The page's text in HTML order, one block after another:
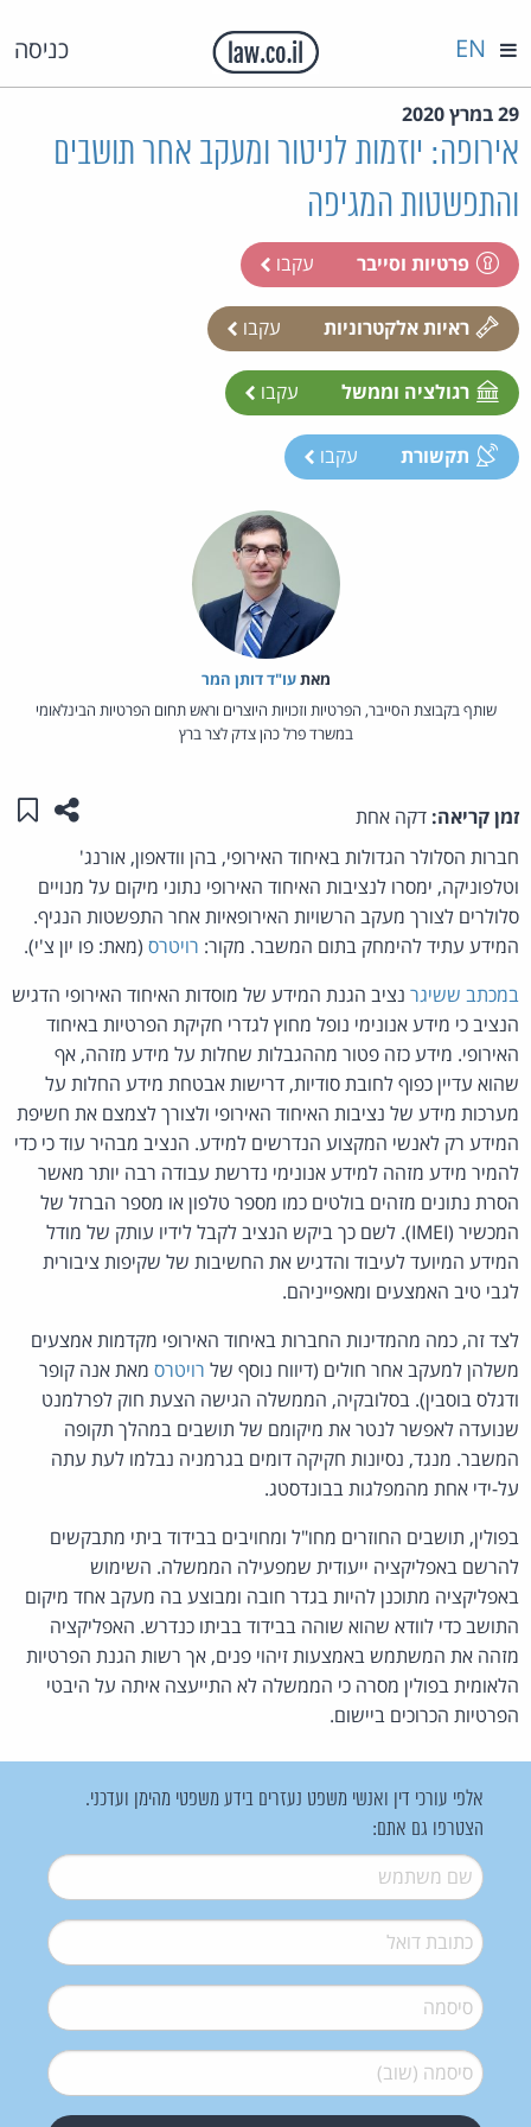
כניסה EN
29 במרץ 2020
אירופה: יוזמות לניטור ומעקב אחר תושבים
והתפשטות המגיפה
פרטיות וסייבר עקבו
ראיות אלקטרוניות עקבו
רגולציה וממשל עקבו
תקשורת עקבו
מאת‏עו"ד דותן המר
שותף בקבוצת הסייבר, הפרטיות וזכויות היוצרים וראש תחום הפרטיות הבינלאומי
במשרד פרל כהן צדק לצר ברץ
זמן קריאה: דקה אחת שתפו
חברות הסלולר הגדולות באיחוד האירופי, בהן וודאפון, אורנג'
וטלפוניקה, ימסרו לנציבות האיחוד האירופי נתוני מיקום על מנויים
סלולרים לצורך מעקב הרשויות האירופאיות אחר התפשטות הנגיף.
המידע עתיד להימחק בתום המשבר. מקור: רויטרס (מאת: פו יון צ'י).
במכתב ששיגר נציב הגנת המידע של מוסדות האיחוד האירופי הדגיש
הנציב כי מידע אנונימי נופל מחוץ לגדרי חקיקת הפרטיות באיחוד
האירופי. מידע כזה פטור מההגבלות שחלות על מידע מזהה, אף
שהוא עדיין כפוף לחובת סודיות, דרישות אבטחת מידע החלות על
מערכות מידע של נציבות האיחוד האירופי ולצורך לצמצם את חשיפת
המידע רק לאנשי המקצוע הנדרשים למידע. הנציב מבהיר עוד כי כדי
להמיר מידע מזהה למידע אנונימי נדרשת עבודה רבה יותר מאשר
הסרת נתונים מזהים בולטים כמו מספר טלפון או מספר הברזל של
המכשיר (IMEI). לשם כך ביקש הנציב לקבל לידיו עותק של מודל
המידע המיועד לעיבוד והדגיש את החשיבות של שקיפות ציבורית
לגבי טיב האמצעים ומאפייניהם.
לצד זה, כמה מהמדינות החברות באיחוד האירופי מקדמות אמצעים
משלהן למעקב אחר חולים (דיווח נוסף של רויטרס מאת אנה קופר
ודגלס בוסבין). בסלובקיה, הממשלה הגישה הצעת חוק לפרלמנט
שנועדה לאפשר לנטר את מיקומם של תושבים במהלך תקופה
המשבר. מנגד, נסיונות חקיקה דומים בגרמניה נבלמו לעת עתה
על-ידי אחת מהמפלגות בבונדסטג.
בפולין, תושבים החוזרים מחו"ל ומחויבים בבידוד ביתי מתבקשים
להרשם באפליקציה ייעודית שמפעילה הממשלה. השימוש
באפליקציה מתוכנן להיות בגדר חובה ומבוצע בה מעקב אחד מיקום
התושב כדי לוודא שהוא שוהה בבידוד בביתו כנדרש. האפליקציה
מזהה את המשתמש באמצעות זיהוי פנים, אך רשות הגנת הפרטיות
הלאומית בפולין מסרה כי הממשלה לא התייעצה איתה על היבטי
הפרטיות הכרוכים ביישום.
אלפי עורכי דין ואנשי משפט נעזרים בידע משפטי מהימן ועדכני.
הצטרפו גם אתם:
שם משתמש*
דואל*
סיסמה*
סיסמה (שוב)*